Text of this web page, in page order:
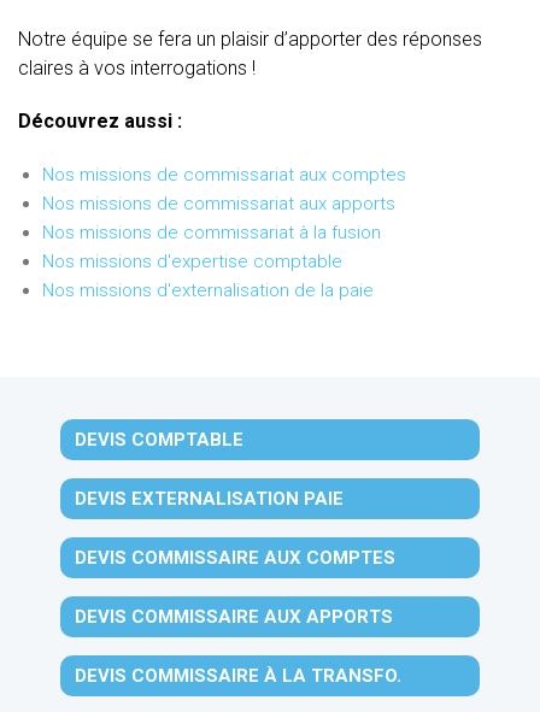
Notre équipe se fera un plaisir d’apporter des réponses
claires à vos interrogations !
Découvrez aussi :
Nos missions de commissariat aux comptes
Nos missions de commissariat aux apports
Nos missions de commissariat à la fusion
Nos missions d'expertise comptable
Nos missions d'externalisation de la paie
DEVIS COMPTABLE
DEVIS EXTERNALISATION PAIE
DEVIS COMMISSAIRE AUX COMPTES
DEVIS COMMISSAIRE AUX APPORTS
DEVIS COMMISSAIRE À LA TRANSFO.